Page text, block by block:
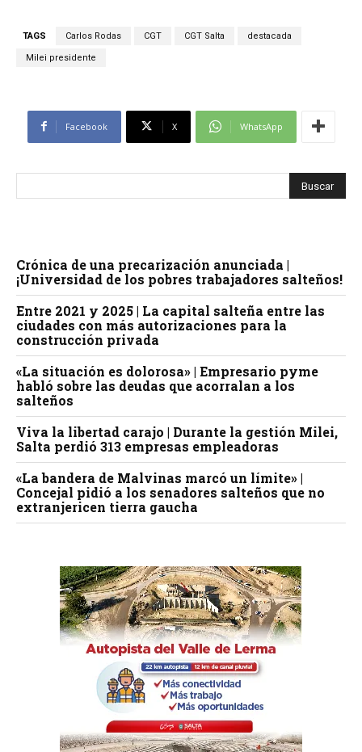
TAGS Carlos Rodas CGT CGT Salta destacada
Milei presidente
Facebook X WhatsApp
Crónica de una precarización anunciada |
¡Universidad de los pobres trabajadores salteños!
Entre 2021 y 2025 | La capital salteña entre las
ciudades con más autorizaciones para la
construcción privada
«La situación es dolorosa» | Empresario pyme
habló sobre las deudas que acorralan a los
salteños
Viva la libertad carajo | Durante la gestión Milei,
Salta perdió 313 empresas empleadoras
«La bandera de Malvinas marcó un límite» |
Concejal pidió a los senadores salteños que no
extranjericen tierra gaucha